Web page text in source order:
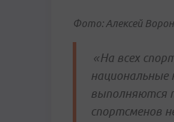
Фото: Алексей
«На всех
национальные
выполняются
спортсменов